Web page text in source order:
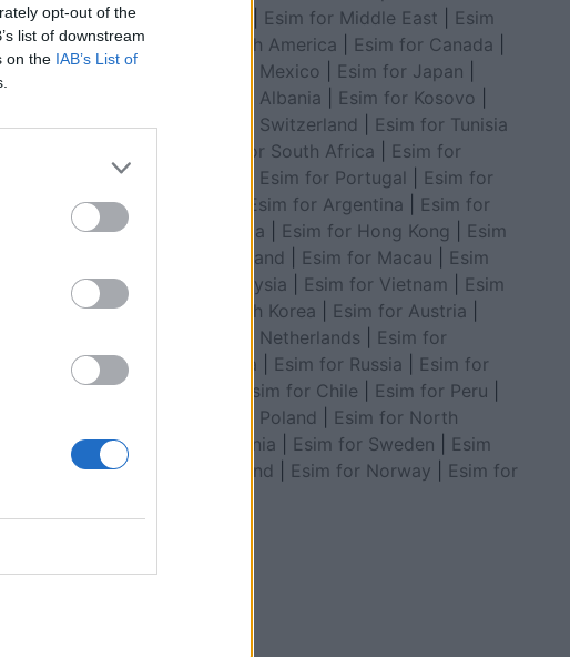
opt-out of the
list of downstream
on the IAB’s List of
shumë dashni
Esim for Middle East
Esim
for South America
Esim for Canada
Esim for Mexico
Esim for Japan
Esim for Albania
Esim for Kosovo
Esim for Switzerland
Esim for Tunisia
Esim for South Africa
Esim for
Esim for Portugal
Esim for
Esim for Argentina
Esim for
Colombia
Esim for Hong Kong
Esim
for Thailand
Esim for Macau
Esim
for Malaysia
Esim for Vietnam
Esim
for South Korea
Esim for Austria
Esim for Netherlands
Esim for
Australia
Esim for Russia
Esim for
Esim for Chile Esim for Peru
Esim for Poland
Esim for North
Macedonia
Esim for Sweden
Esim
for Finland
Esim for Norway
Esim for